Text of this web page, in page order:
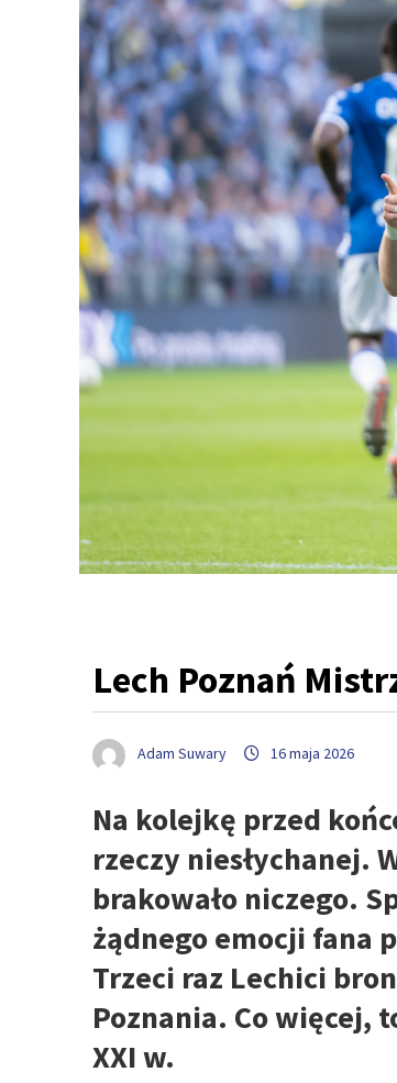
Lech Poznań
Adam Suwary 16 maja 2026
Na kolejkę przed
rzeczy niesłychanej.
brakowało niczego.
żądnego emocji fana
Trzeci raz Lechici
Poznania. Co więcej,
XXI w.